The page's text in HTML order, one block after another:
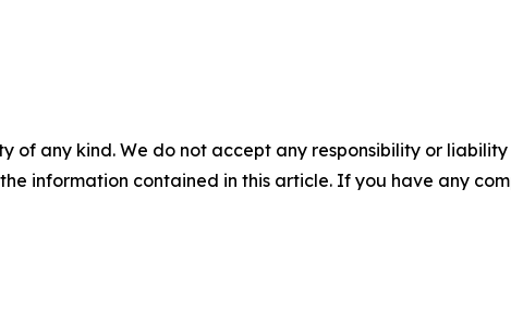
of any kind. We do not accept any responsibility or
information contained in this article. If you have any